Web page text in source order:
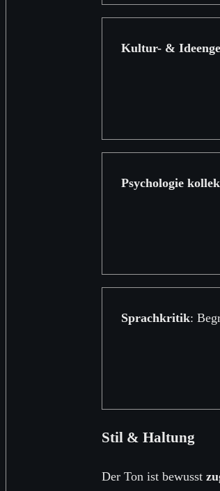
Kultur- &
Psychologie
Sprachkritik:
Stil & Haltung
Der Ton ist bewusst